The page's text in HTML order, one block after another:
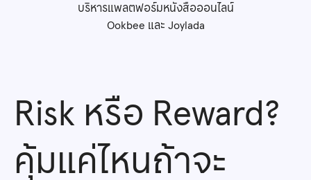
บริหารแพลตฟอร์มหนังสือออนไลน์
Ookbee และ Joylada
Risk หรือ​ Reward?
คุ้มแค่ไหนถ้าจะ